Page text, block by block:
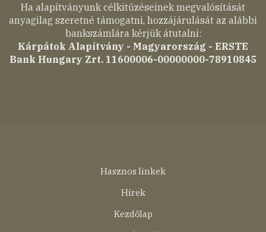
Ha alapítványunk célkitűzéseinek megvalósítását
anyagilag szeretné támogatni, hozzájárulását az alábbi
bankszámlára kérjük átutalni:
Kárpátok Alapítvány - Magyarország - ERSTE
Bank Hungary Zrt. 11600006-00000000-78910845
Hasznos linkek
Hírek
Kezdőlap